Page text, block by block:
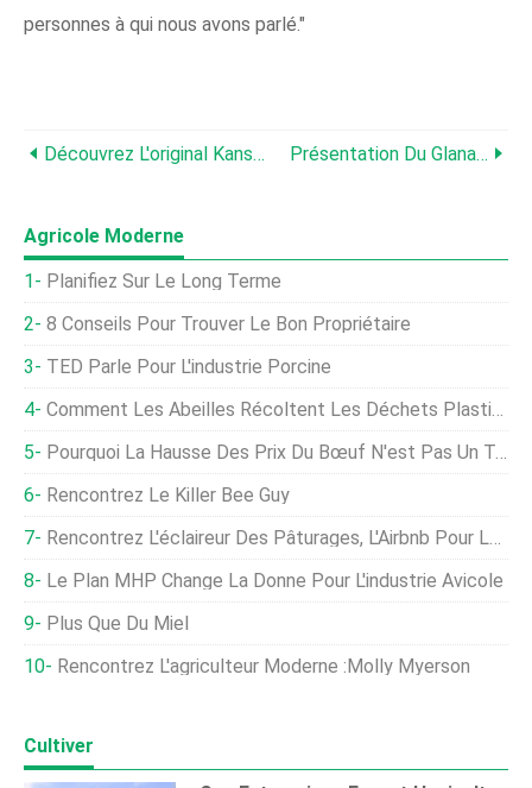
personnes à qui nous avons parlé."
Découvrez L'original Kansas City Royal :une Vache Présentation Du Glanage Hebdomadaire
Agricole Moderne
Planifiez Sur Le Long Terme
8 Conseils Pour Trouver Le Bon Propriétaire
TED Parle Pour L'industrie Porcine
Comment Les Abeilles Récoltent Les Déchets Plastiques Pour Les Matériaux De Construction
Pourquoi La Hausse Des Prix Du Bœuf N'est Pas Un Taureau Pour L'industrie Du Cuir
Rencontrez Le Killer Bee Guy
Rencontrez L'éclaireur Des Pâturages, L'Airbnb Pour Le Bétail Au Pâturage
Le Plan MHP Change La Donne Pour L'industrie Avicole
Plus Que Du Miel
Rencontrez L'agriculteur Moderne :Molly Myerson
Cultiver